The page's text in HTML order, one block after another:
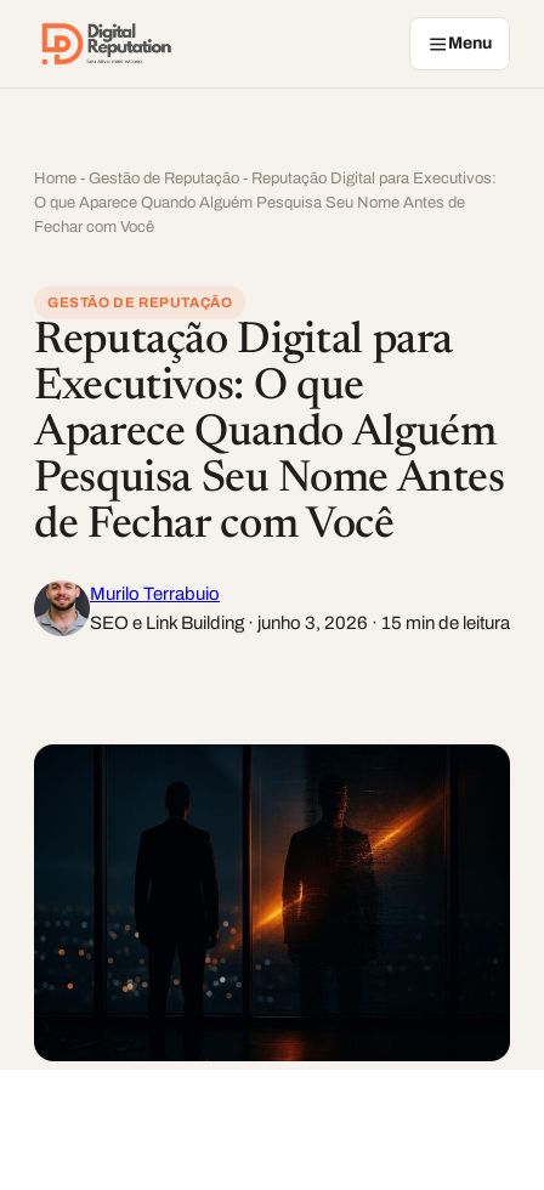
Menu
Home - Gestão de Reputação - Reputação Digital para Executivos:
O que Aparece Quando Alguém Pesquisa Seu Nome Antes de
Fechar com Você
GESTÃO DE REPUTAÇÃO
Reputação Digital para
Executivos: O que
Aparece Quando Alguém
Pesquisa Seu Nome Antes
de Fechar com Você
Murilo Terrabuio
SEO e Link Building · junho 3, 2026 · 15 min de leitura